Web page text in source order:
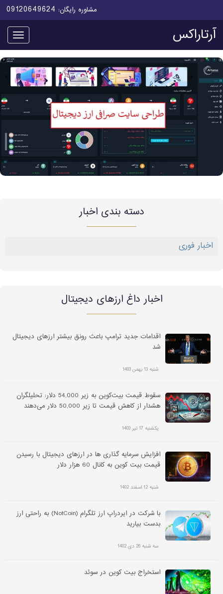
مشاوره رایگان: 09120649624
منو آرتاراکس
دسته بندی اخبار
اخبار فوری
اخبار داغ ارز‌های دیجیتال
اقدامات جدید ترامپ باعث رونق بیشتر ارزهای دیجیتال
شد
شنبه 13 بهمن 1403
سقوط قیمت بیت‌کوین به زیر 54,000 دلار: تحلیلگران
هشدار از کاهش قیمت تا زیر 50,000 دلار می‌دهند
یکشنبه 17 تیر 1403
افزایش سرمایه گذاری ها در ارزهای دیجیتال با رسیدن
قیمت بیت کوین به کانال 60 هزار دلار
شنبه 12 اسفند 1402
با شرکت در ایردراپ ارز تلگرام (NotCoin) به راحتی ارز
بدست بیارید
سه شنبه 26 دی 1402
استخراج بیت کوین در سوئد